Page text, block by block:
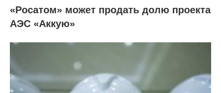
«Росатом» может продать долю проекта
АЭС «Аккую»